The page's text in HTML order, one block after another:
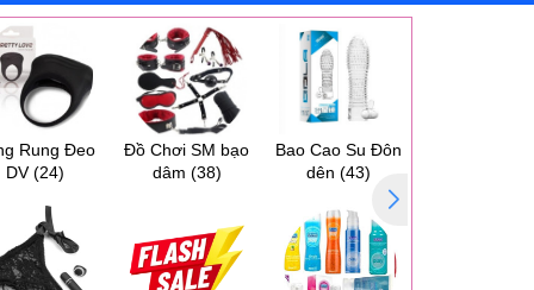
Rung Đeo
DV(24)
Đồ Chơi SM bạo
dâm (38)
Bao Cao Su Đôn
dên (43)